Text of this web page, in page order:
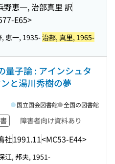
野恵一, 治部真里 訳
E65>
恵一, 1935-治部, 真里, 1965-
量子論 : アインシュタ
と湯川秀樹の夢
障害者向け資料あり
社1991.11<MC53-E44>
国立国会図書館 全国の図書館
江, 邦夫, 1951-